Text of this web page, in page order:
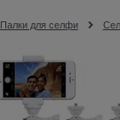
Палки для селфи